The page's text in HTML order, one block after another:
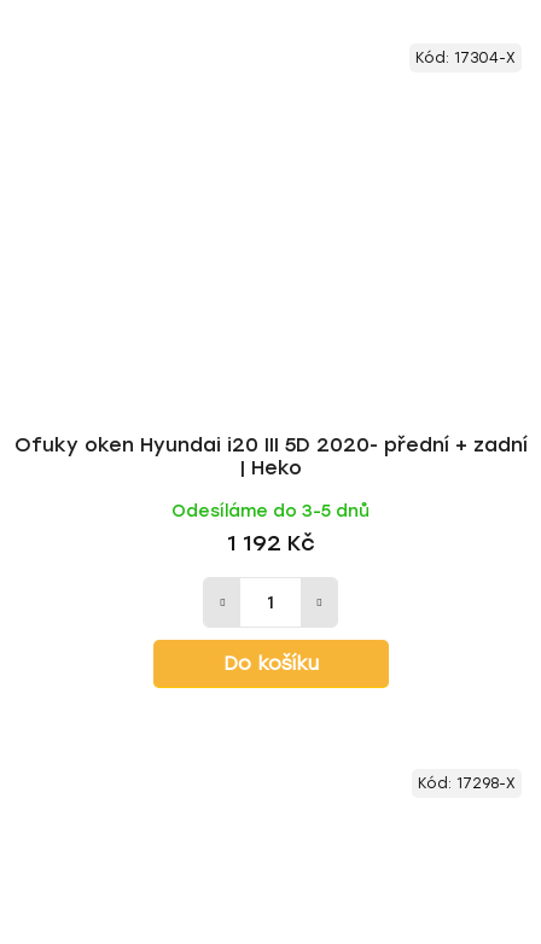
Ofuky oken Hyundai i20 III 5D 2020- přední + zadní
| Heko
Odesíláme do 3-5 dnů
1 192 Kč
Do košíku
Kód: 17304-X
Kód: 17298-X